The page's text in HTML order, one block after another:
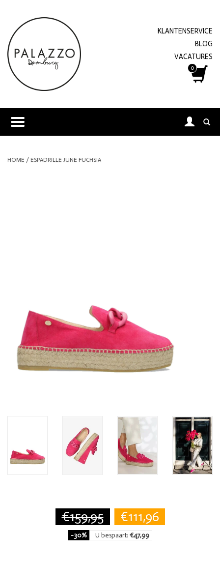
KLANTENSERVICE
BLOG
VACATURES
0
HOME / ESPADRILLE JUNE FUCHSIA
€159,95 €111,96
-30% U bespaart: €47,99